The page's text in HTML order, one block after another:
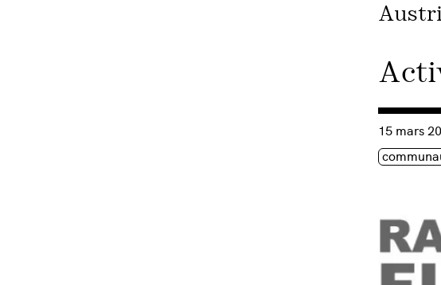
Consulter
15 mars
Étiquette(s)